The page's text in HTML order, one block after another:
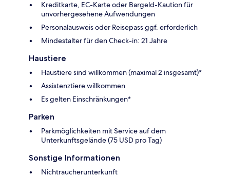
Kreditkarte, EC-Karte oder Bargeld-Kaution für
unvorhergesehene Aufwendungen
Personalausweis oder Reisepass ggf. erforderlich
Mindestalter für den Check-in: 21 Jahre
Haustiere
Haustiere sind willkommen (maximal 2 insgesamt)*
Assistenztiere willkommen
Es gelten Einschränkungen*
Parken
Parkmöglichkeiten mit Service auf dem
Unterkunftsgelände (75 USD pro Tag)
Sonstige Informationen
Nichtraucherunterkunft